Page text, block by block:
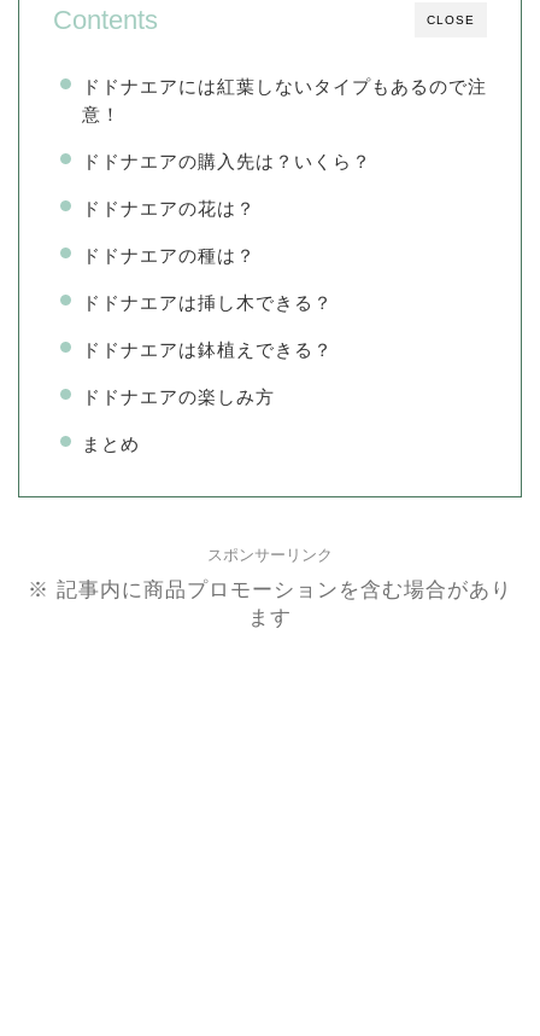
CLOSE
Contents
ドドナエアには紅葉しないタイプもあるので注
意！
ドドナエアの購入先は？いくら？
ドドナエアの花は？
ドドナエアの種は？
ドドナエアは挿し木できる？
ドドナエアは鉢植えできる？
ドドナエアの楽しみ方
まとめ
スポンサーリンク
※ 記事内に商品プロモーションを含む場合があり
ます